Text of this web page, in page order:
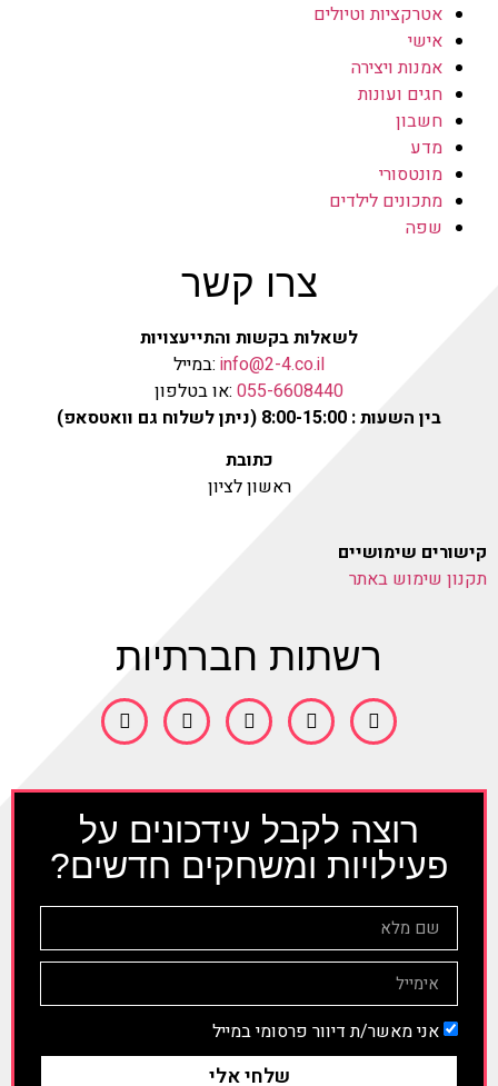
אטרקציות וטיולים
אישי
אמנות ויצירה
חגים ועונות
חשבון
מדע
מונטסורי
מתכונים לילדים
שפה
רוצה לקבל עידכונים על
פעילויות ומשחקים חדשים?
אני מאשר/ת דיוור פרסומי במייל
שלחי אלי
רשתות חברתיות
צרו קשר
לשאלות בקשות והתייעצויות
info@2-4.co.il :במייל
055-6608440 :או בטלפון
בין השעות : 8:00-15:00 (ניתן לשלוח גם וואטסאפ)
כתובת
ראשון לציון
קישורים שימושיים
תקנון שימוש באתר